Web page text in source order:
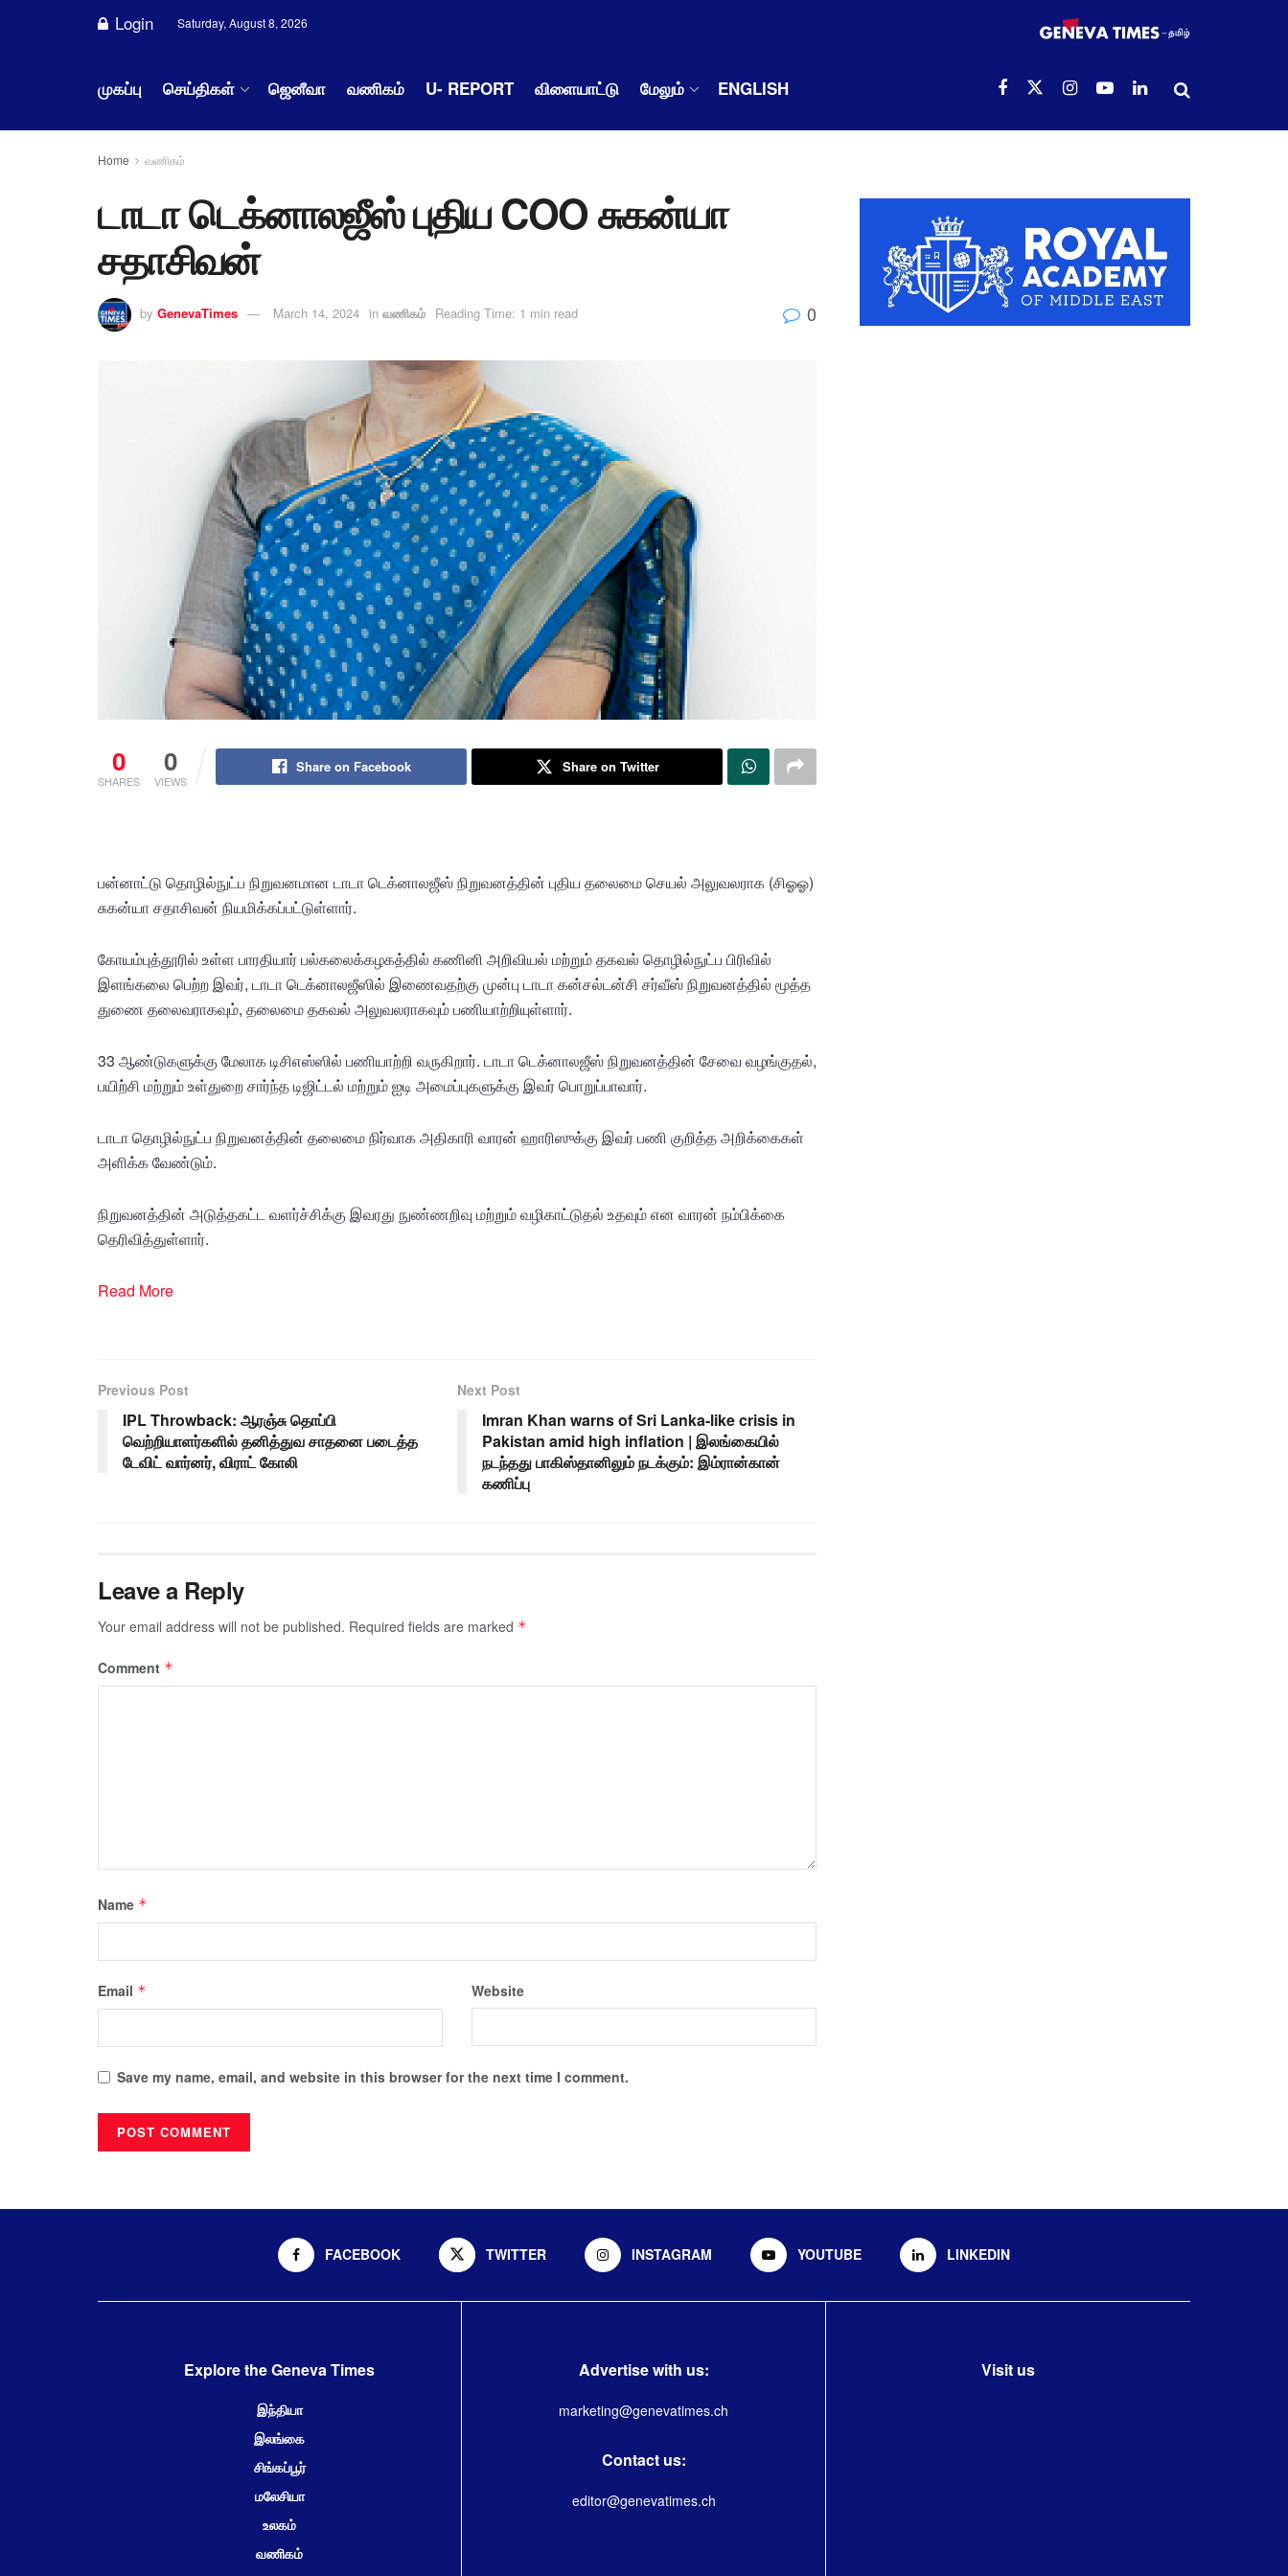
Login Saturday, August 8, 2026
முகப்பு செய்திகள் ஜெனீவா வணிகம் U- REPORT விளையாட்டு மேலும் ENGLISH
Home வணிகம்
டாடா டெக்னாலஜீஸ் புதிய COO சுகன்யா
சதாசிவன்
by GenevaTimes March 14, 2024 in வணிகம் Reading Time: 1 min read 0
0
SHARES
0
VIEWS
Share on Facebook Share on Twitter
பன்னாட்டு தொழில்நுட்ப நிறுவனமான டாடா டெக்னாலஜீஸ் நிறுவனத்தின் புதிய தலைமை செயல் அலுவலராக (சிஓஓ)
சுகன்யா சதாசிவன் நியமிக்கப்பட்டுள்ளார்.
கோயம்புத்தூரில் உள்ள பாரதியார் பல்கலைக்கழகத்தில் கணினி அறிவியல் மற்றும் தகவல் தொழில்நுட்ப பிரிவில்
இளங்கலை பெற்ற இவர், டாடா டெக்னாலஜீஸில் இணைவதற்கு முன்பு டாடா கன்சல்டன்சி சர்வீஸ் நிறுவனத்தில் மூத்த
துணை தலைவராகவும், தலைமை தகவல் அலுவலராகவும் பணியாற்றியுள்ளார்.
33 ஆண்டுகளுக்கு மேலாக டிசிஎஸ்ஸில் பணியாற்றி வருகிறார். டாடா டெக்னாலஜீஸ் நிறுவனத்தின் சேவை வழங்குதல்,
பயிற்சி மற்றும் உள்துறை சார்ந்த டிஜிட்டல் மற்றும் ஐடி அமைப்புகளுக்கு இவர் பொறுப்பாவார்.
டாடா தொழில்நுட்ப நிறுவனத்தின் தலைமை நிர்வாக அதிகாரி வாரன் ஹாரிஸுக்கு இவர் பணி குறித்த அறிக்கைகள்
அளிக்க வேண்டும்.
நிறுவனத்தின் அடுத்தகட்ட வளர்ச்சிக்கு இவரது நுண்ணறிவு மற்றும் வழிகாட்டுதல் உதவும் என வாரன் நம்பிக்கை
தெரிவித்துள்ளார்.
Read More
Previous Post
IPL Throwback: ஆரஞ்சு தொப்பி
வெற்றியாளர்களில் தனித்துவ சாதனை படைத்த
டேவிட் வார்னர், விராட் கோலி
Next Post
Imran Khan warns of Sri Lanka-like crisis in
Pakistan amid high inflation | இலங்கையில்
நடந்தது பாகிஸ்தானிலும் நடக்கும்: இம்ரான்கான்
கணிப்பு
Leave a Reply
Your email address will not be published. Required fields are marked *
Comment *
Name *
Email * Website
Save my name, email, and website in this browser for the next time I comment.
FACEBOOK TWITTER INSTAGRAM YOUTUBE LINKEDIN
Explore the Geneva Times
இந்தியா
இலங்கை
சிங்கப்பூர்
மலேசியா
உலகம்
வணிகம்
Advertise with us:
marketing@genevatimes.ch
Contact us:
editor@genevatimes.ch
Visit us